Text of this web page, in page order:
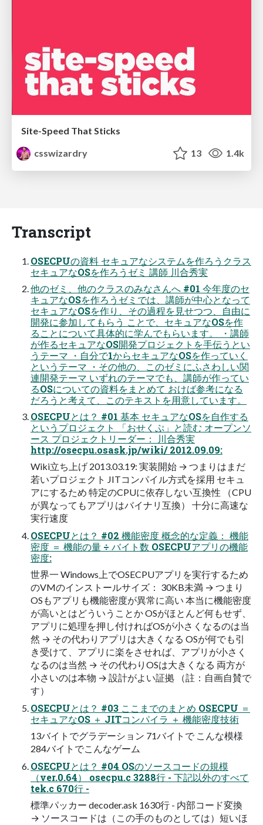
Site-Speed That Sticks
csswizardry
13 1.4k
Transcript
OSECPUの資料 セキュアなシステムを作ろうクラス
セキュアなOSを作ろうゼミ 講師 川合秀実
他のゼミ、他のクラスのみなさんへ #01 今年度のセ
キュアなOSを作ろうゼミでは、講師が中心となって
セキュアなOSを作り、その過程を見せつつ、自由に
開発に参加してもらう ことで、セキュアなOSを作
ることについて具体的に学んでもらいます。 ・講師
が作るセキュアなOS開発プロジェクトを手伝うとい
うテーマ ・自分で1からセキュアなOSを作っていく
というテーマ ・その他の、このゼミにふさわしい関
連開発テーマ いずれのテーマでも、講師が作ってい
るOSについての資料をまとめて おけば参考になる
だろうと考えて、このテキストを用意しています。
OSECPUとは？ #01 基本 セキュアなOSを自作する
というプロジェクト 「おせくぷ」と読む オープンソ
ース プロジェクトリーダー： 川合秀実
http://osecpu.osask.jp/wiki/ 2012.09.09:
Wiki立ち上げ 2013.03.19: 実装開始 → つまりはまだ
若いプロジェクト JITコンパイル方式を採用 セキュ
アにするため 特定のCPUに依存しない互換性 （CPU
が異なってもアプリはバイナリ互換） 十分に高速な
実行速度
OSECPUとは？ #02 機能密度 概念的な定義： 機能
密度 ＝ 機能の量 ÷ バイト数 OSECPUアプリの機能
密度:
世界一 Windows上でOSECPUアプリを実行するため
のVMのインストールサイズ： 30KB未満 → つまり
OSもアプリも機能密度が異常に高い 本当に機能密度
が高いとはどういうことか OSがほとんど何もせず、
アプリに処理を押し付ければOSが小さくなるのは当
然 → その代わりアプリは大きくなる OSが何でも引
き受けて、アプリに楽をさせれば、アプリが小さく
なるのは当然 → その代わりOSは大きくなる 両方が
小さいのは本物 → 設計がよい証拠 （註：自画自賛で
す）
OSECPUとは？ #03 ここまでのまとめ OSECPU ＝
セキュアなOS ＋ JITコンパイラ ＋ 機能密度技術
13バイトでグラデーション 71バイトで こんな模様
284バイトでこんなゲーム
OSECPUとは？ #04 OSのソースコードの規模
（ver.0.64） osecpu.c 3288行 - 下記以外のすべて
tek.c 670行 -
標準パッカー decoder.ask 1630行 - 内部コード変換
→ ソースコードは（この手のものとしては）短いほ